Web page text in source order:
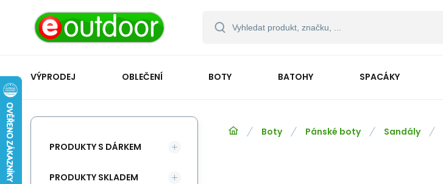
VÝPRODEJ OBLEČENÍ BOTY BATOHY SPACÁKY
Boty Pánské boty Sandály
PRODUKTY S DÁRKEM
PRODUKTY SKLADEM